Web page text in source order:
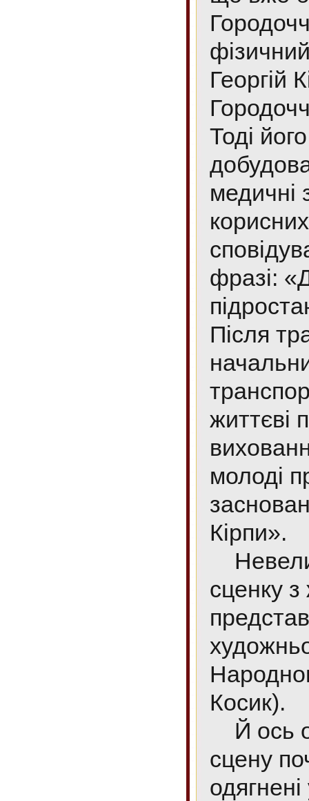
Георгій
Тоді
медичні
фразі:
Після
життєві
молоді
Кірпи».
сценку
Косик).
Й ось
сцену